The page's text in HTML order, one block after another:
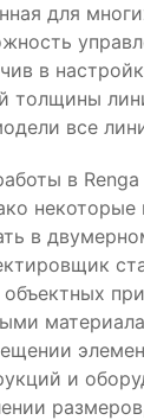
для
в
толщины
все
в
некоторые
в
и